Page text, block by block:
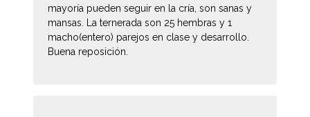
mayoría pueden seguir en la cría, son sanas y
mansas. La ternerada son 25 hembras y 1
macho(entero) parejos en clase y desarrollo.
Buena reposición.